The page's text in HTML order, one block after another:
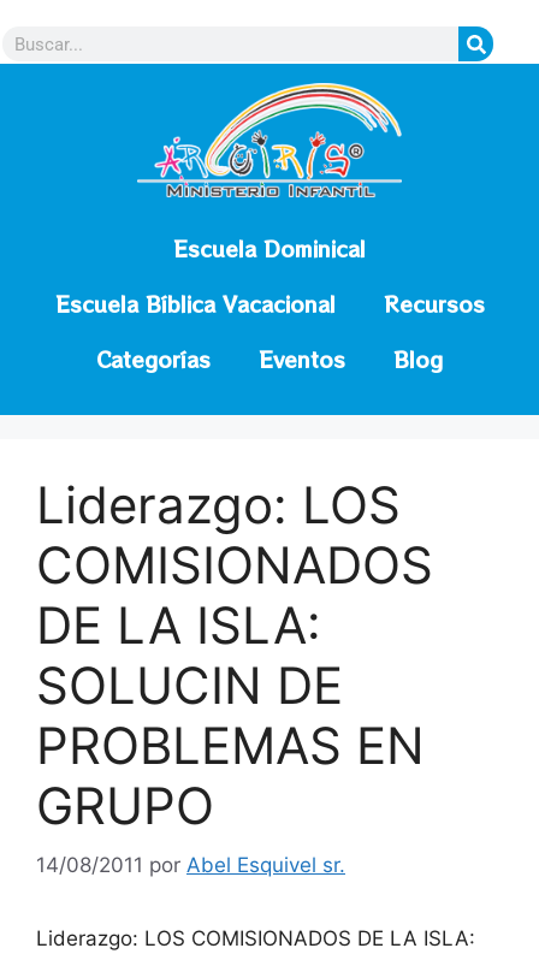
Escuela Dominical
Escuela Bíblica Vacacional
Recursos
Categorías
Eventos Blog
Liderazgo: LOS
COMISIONADOS
DE LA ISLA:
SOLUCIN DE
PROBLEMAS EN
GRUPO
14/08/2011 por Abel Esquivel sr.
Liderazgo: LOS COMISIONADOS DE LA ISLA: